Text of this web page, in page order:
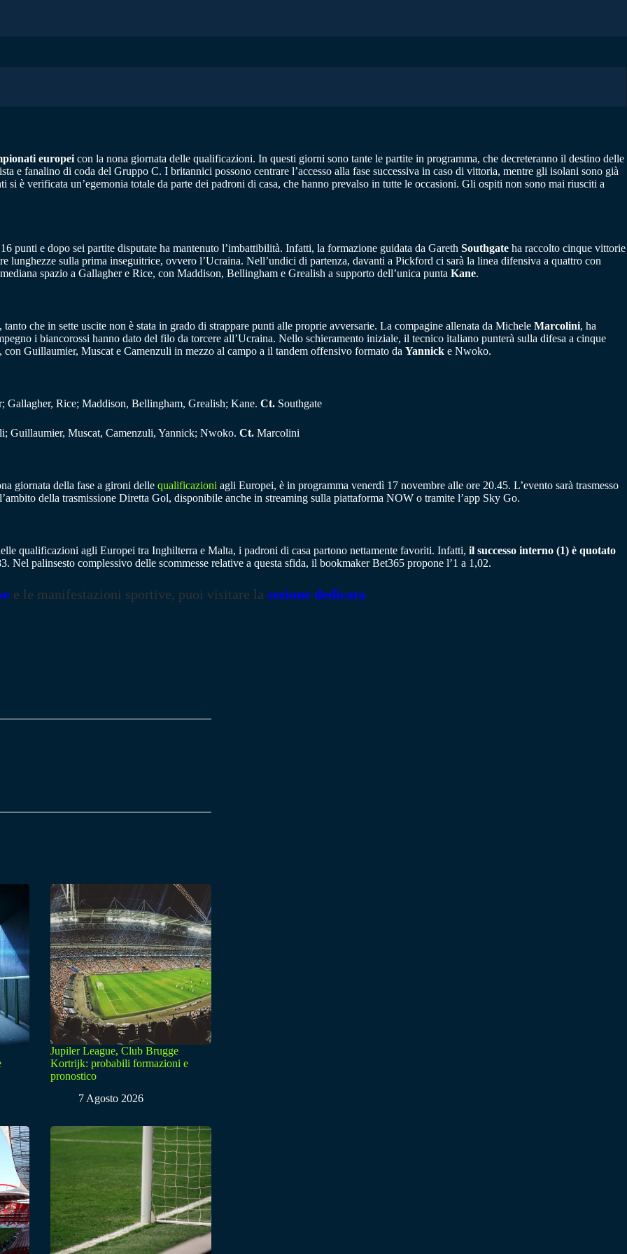
europei con la nona giornata delle qualificazioni. In questi giorni sono tante le partite in programma, che decreteranno il destino delle
e fanalino di coda del Gruppo C. I britannici possono centrare l’accesso alla fase successiva in caso di vittoria, mentre gli isolani sono già
è verificata un’egemonia totale da parte dei padroni di casa, che hanno prevalso in tutte le occasioni. Gli ospiti non sono mai riusciti a
punti e dopo sei partite disputate ha mantenuto l’imbattibilità. Infatti, la formazione guidata da Gareth Southgate ha raccolto cinque vittorie
lunghezze sulla prima inseguitrice, ovvero l’Ucraina. Nell’undici di partenza, davanti a Pickford ci sarà la linea difensiva a quattro con
spazio a Gallagher e Rice, con Maddison, Bellingham e Grealish a supporto dell’unica punta Kane.
che in sette uscite non è stata in grado di strappare punti alle proprie avversarie. La compagine allenata da Michele Marcolini, ha
i biancorossi hanno dato del filo da torcere all’Ucraina. Nello schieramento iniziale, il tecnico italiano punterà sulla difesa a cinque
Guillaumier, Muscat e Camenzuli in mezzo al campo a il tandem offensivo formato da Yannick e Nwoko.
Rice; Maddison, Bellingham, Grealish; Kane. Ct. Southgate
Guillaumier, Muscat, Camenzuli, Yannick; Nwoko. Ct. Marcolini
giornata della fase a gironi delle qualificazioni agli Europei, è in programma venerdì 17 novembre alle ore 20.45. L’evento sarà trasmesso
della trasmissione Diretta Gol, disponibile anche in streaming sulla piattaforma NOW o tramite l’app Sky Go.
qualificazioni agli Europei tra Inghilterra e Malta, i padroni di casa partono nettamente favoriti. Infatti, il successo interno (1) è quotato
Nel palinsesto complessivo delle scommesse relative a questa sfida, il bookmaker Bet365 propone l’1 a 1,02.
e le manifestazioni sportive, puoi visitare la sezione dedicata
Jupiler League, Club Brugge
Kortrijk: probabili formazioni e
pronostico
7 Agosto 2026